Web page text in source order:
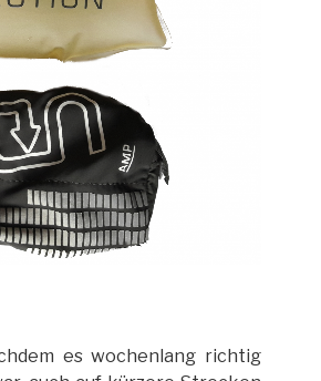
es wochenlang richtig